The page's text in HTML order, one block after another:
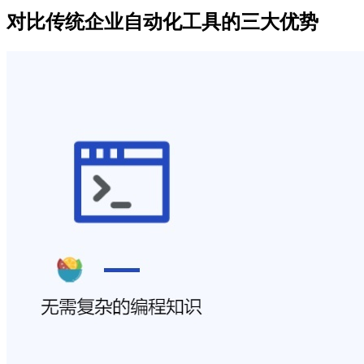
对比传统企业自动化工具的三大优势